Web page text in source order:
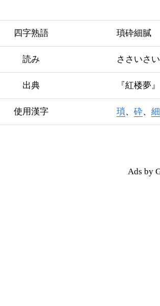
四字熟語 瑣砕細膩
読み ささいさ
出典 『紅楼夢』
使用漢字 瑣、 砕、 細
Ads by